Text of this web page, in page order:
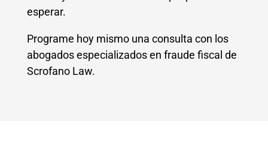
esperar.
Programe hoy mismo una consulta con los
abogados especializados en fraude fiscal de
Scrofano Law.